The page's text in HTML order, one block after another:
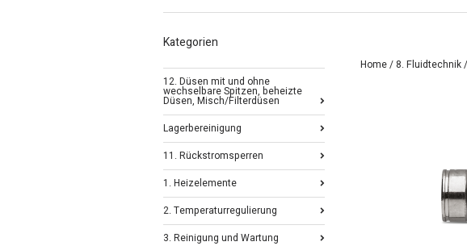
Home/8. Fluidtechnik
Kategorien
12. Düsen mit und ohne
wechselbare Spitzen, beheizte
Düsen, Misch/Filterdüsen
Lagerbereinigung
11. Rückstromsperren
1. Heizelemente
2. Temperaturregulierung
3. Reinigung und Wartung